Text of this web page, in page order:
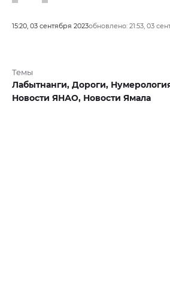
15:20, 03 сентября 2023обновлено: 21:53, 03
Темы
Лабытнанги, Дороги,
Новости ЯНАО, Новости Ямала